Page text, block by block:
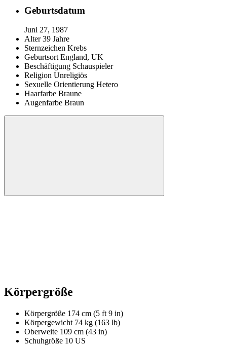
Geburtsdatum
Juni 27, 1987
Alter 39 Jahre
Sternzeichen Krebs
Geburtsort England, UK
Beschäftigung Schauspieler
Religion Unreligiös
Sexuelle Orientierung Hetero
Haarfarbe Braune
Augenfarbe Braun
Körpergröße
Körpergröße 174 cm (5 ft 9 in)
Körpergewicht 74 kg (163 lb)
Oberweite 109 cm (43 in)
Schuhgröße 10 US